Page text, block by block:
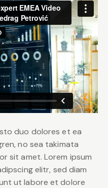
duo dolores et ea
no sea takimata
sit amet. Lorem ipsum
elitr, sed diam
ut labore et dolore